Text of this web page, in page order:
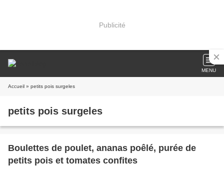
Publicité
MENU
Accueil » petits pois surgeles
petits pois surgeles
Boulettes de poulet, ananas poêlé, purée de
petits pois et tomates confites